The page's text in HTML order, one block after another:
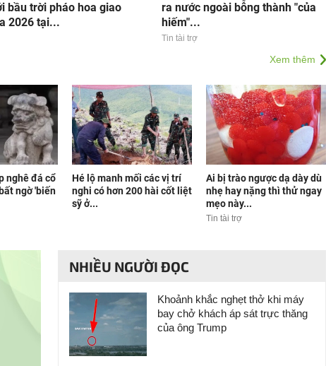
bầu trời pháo hoa giao
2026 tại...
ra nước ngoài bỗng thành "của
hiếm"...
Tin tài trợ
Xem thêm
nghê đá cổ
ngờ 'biến
Hé lộ manh mối các vị trí
nghi có hơn 200 hài cốt liệt
sỹ ở...
Ai bị trào ngược dạ dày dù
nhẹ hay nặng thì thử ngay
mẹo này...
Tin tài trợ
NHIỀU NGƯỜI ĐỌC
Khoảnh khắc nghẹt thở khi máy
bay chở khách áp sát trực thăng
của ông Trump